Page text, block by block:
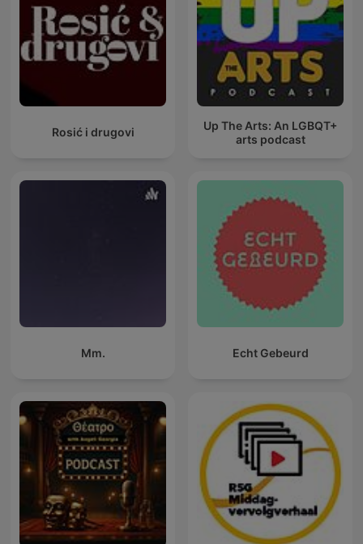
Rosić i drugovi
Up The Arts: An LGBQT+
arts podcast
Mm. Echt Gebeurd